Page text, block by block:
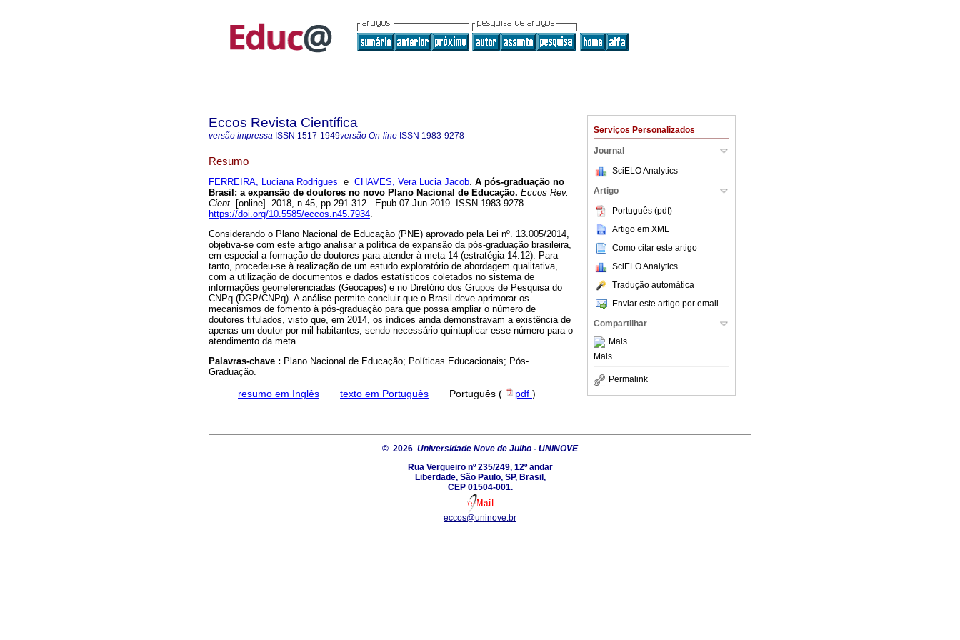
Serviços Personalizados
Journal
SciELO Analytics
Artigo
Português (pdf)
Artigo em XML
Como citar este artigo
SciELO Analytics
Tradução automática
Enviar este artigo por email
Compartilhar
Mais
Mais
Permalink
Eccos Revista Científica
versão impressa ISSN 1517-1949versão On-line ISSN 1983-9278
Resumo
FERREIRA, Luciana Rodrigues e CHAVES, Vera Lucia Jacob. A pós-graduação no
Brasil: a expansão de doutores no novo Plano Nacional de Educação. Eccos Rev.
Cient. [online]. 2018, n.45, pp.291-312. Epub 07-Jun-2019. ISSN 1983-9278.
https://doi.org/10.5585/eccos.n45.7934.
Considerando o Plano Nacional de Educação (PNE) aprovado pela Lei nº. 13.005/2014,
objetiva-se com este artigo analisar a política de expansão da pós-graduação brasileira,
em especial a formação de doutores para atender à meta 14 (estratégia 14.12). Para
tanto, procedeu-se à realização de um estudo exploratório de abordagem qualitativa,
com a utilização de documentos e dados estatísticos coletados no sistema de
informações georreferenciadas (Geocapes) e no Diretório dos Grupos de Pesquisa do
CNPq (DGP/CNPq). A análise permite concluir que o Brasil deve aprimorar os
mecanismos de fomento à pós-graduação para que possa ampliar o número de
doutores titulados, visto que, em 2014, os índices ainda demonstravam a existência de
apenas um doutor por mil habitantes, sendo necessário quintuplicar esse número para o
atendimento da meta.
Palavras-chave : Plano Nacional de Educação; Políticas Educacionais; Pós-
Graduação.
· resumo em Inglês · texto em Português · Português ( pdf )
© 2026 Universidade Nove de Julho - UNINOVE
Rua Vergueiro nº 235/249, 12º andar
Liberdade, São Paulo, SP, Brasil,
CEP 01504-001.
eccos@uninove.br